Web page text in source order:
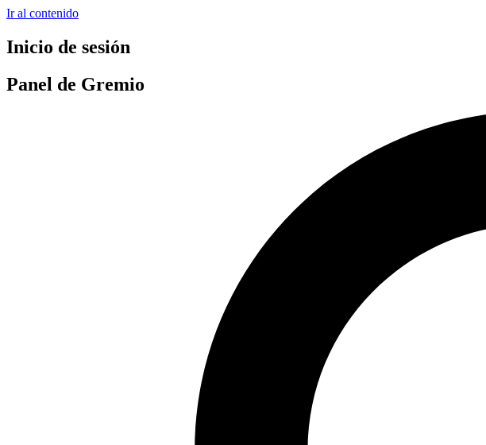
Ir al contenido
Inicio de sesión
Panel de Gremio